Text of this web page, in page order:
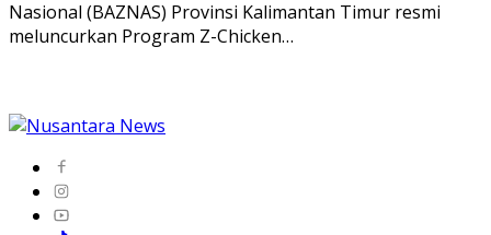
Nasional (BAZNAS) Provinsi Kalimantan Timur resmi
meluncurkan Program Z-Chicken…